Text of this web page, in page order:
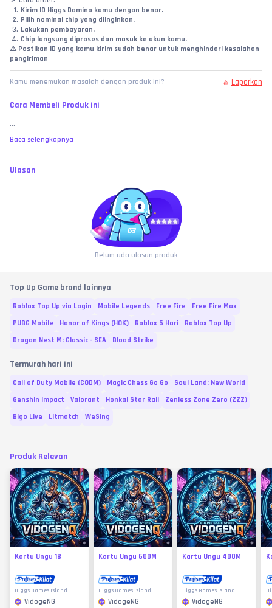
Kirim ID Higgs Domino kamu dengan benar.
Pilih nominal chip yang diinginkan.
Lakukan pembayaran.
Chip langsung diproses dan masuk ke akun kamu.
⚠️ Pastikan ID yang kamu kirim sudah benar untuk menghindari kesalahan
pengiriman
Kamu menemukan masalah dengan produk ini? Laporkan
Cara Membeli Produk ini
...
Baca selengkapnya
Ulasan
Belum ada ulasan produk
Top Up Game brand lainnya
Roblox Top Up via Login Mobile Legends Free Fire
Free Fire Max
PUBG Mobile
Honor of Kings (HOK) Roblox 5 Hari
Roblox Top Up
Dragon Nest M: Classic - SEA
Blood Strike
Termurah hari ini
Call of Duty Mobile (CODM) Magic Chess Go Go
Soul Land: New World
Genshin Impact
Valorant Honkai Star Rail
Zenless Zone Zero (ZZZ)
Bigo Live
Litmatch WeSing
Produk Relevan
Kartu Ungu 1B
Higgs Games Island
VidogeNG
Kartu Ungu 600M
Higgs Games Island
VidogeNG
Kartu Ungu 400M
Higgs Games Island
VidogeNG